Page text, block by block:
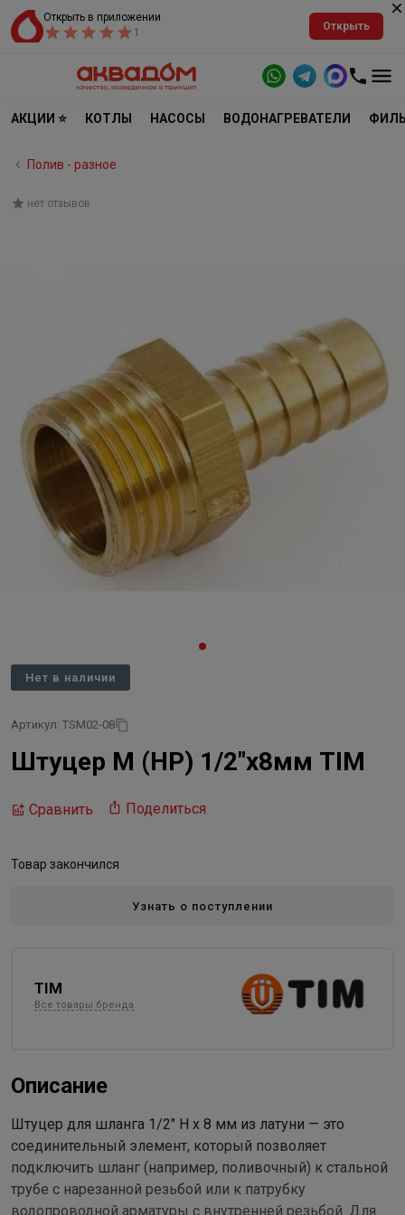
Открыть в приложении
1
Открыть
АКЦИИ ⭐ КОТЛЫ НАСОСЫ ВОДОНАГРЕВАТЕЛИ
Полив - разное
нет отзывов
Нет в наличии
Артикул: TSM02-08
Штуцер M (HP) 1/2"x8мм TIM
Сравнить Поделиться
Товар закончился
Узнать о поступлении
TIM
Все товары бренда
Описание
Штуцер для шланга 1/2" Н x 8 мм из латуни — это
соединительный элемент, который позволяет
подключить шланг (например, поливочный) к стальной
трубе с нарезанной резьбой или к патрубку
водопроводной арматуры с внутренней резьбой. Для